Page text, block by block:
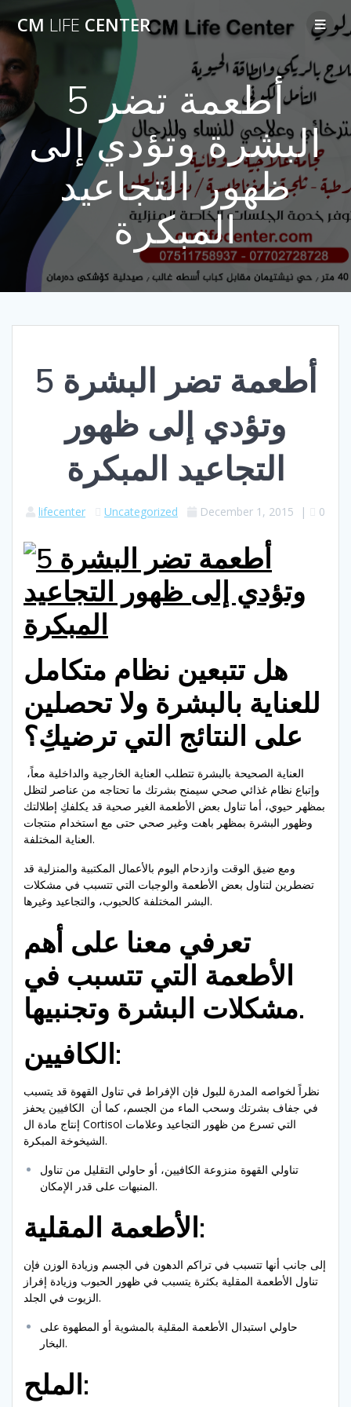
to
content
CM LIFE CENTER
5 أطعمة تضر
البشرة وتؤدي إلى
ظهور التجاعيد
المبكرة
5 أطعمة تضر البشرة
وتؤدي إلى ظهور
التجاعيد المبكرة
lifecenter Uncategorized December 1, 2015 | 0
هل تتبعين نظام متكامل
للعناية بالبشرة ولا تحصلين
على النتائج التي ترضيكِ؟
وإتباع نظام غذائي صحي سيمنح بشرتك ما تحتاجه من عناصر لتظل
بمظهر حيوي، أما تناول بعض الأطعمة الغير صحية قد يكلفكِ إطلالتك
وظهور البشرة بمظهر باهت وغير صحي حتى مع استخدام منتجات
العناية المختلفة.
ومع ضيق الوقت وازدحام اليوم بالأعمال المكتبية والمنزلية قد
تضطرين لتناول بعض الأطعمة والوجبات التي تتسبب في مشكلات
البشر المختلفة كالحبوب، والتجاعيد وغيرها.
تعرفي معنا على أهم
الأطعمة التي تتسبب في
مشكلات البشرة وتجنبيها.
الكافيين:
نظراً لخواصه المدرة للبول فإن الإفراط في تناول القهوة قد يتسبب
في جفاف بشرتك وسحب الماء من الجسم، كما أن الكافيين يحفز
إنتاج مادة ال Cortisol التي تسرع من ظهور التجاعيد وعلامات
الشيخوخة المبكرة.
تناولي القهوة منزوعة الكافيين، أو حاولي التقليل من تناول
المنبهات على قدر الإمكان.
الأطعمة المقلية:
إلى جانب أنها تتسبب في تراكم الدهون في الجسم وزيادة الوزن فإن
تناول الأطعمة المقلية بكثرة يتسبب في ظهور الحبوب وزيادة إفراز
الزيوت في الجلد.
حاولي استبدال الأطعمة المقلية بالمشوية أو المطهوة على
البخار.
الملح: